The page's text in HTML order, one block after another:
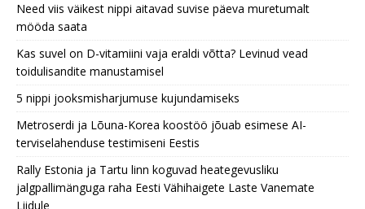
Need viis väikest nippi aitavad suvise päeva muretumalt
mööda saata
Kas suvel on D-vitamiini vaja eraldi võtta? Levinud vead
toidulisandite manustamisel
5 nippi jooksmisharjumuse kujundamiseks
Metroserdi ja Lõuna-Korea koostöö jõuab esimese AI-
terviselahenduse testimiseni Eestis
Rally Estonia ja Tartu linn koguvad heategevusliku
jalgpallimänguga raha Eesti Vähihaigete Laste Vanemate
Liidule